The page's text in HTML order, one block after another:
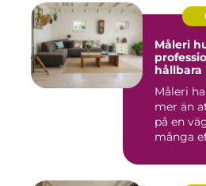
Måleri
Måleri
mer än
på en
många